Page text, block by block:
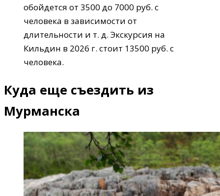
обойдется от 3500 до 7000 руб. с
человека в зависимости от
длительности и т. д. Экскурсия на
Кильдин в 2026 г. стоит 13500 руб. с
человека.
Куда еще съездить из
Мурманска